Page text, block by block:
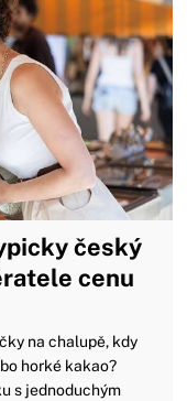
český
cenu
na chalupě, kdy
horké kakao?
s jednoduchým